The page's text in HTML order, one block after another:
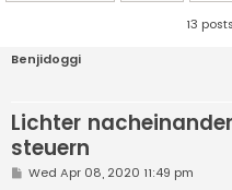
13 posts
Benjidoggi
Lichter
steuern
PWed Apr 08, 2020 11:49 pm